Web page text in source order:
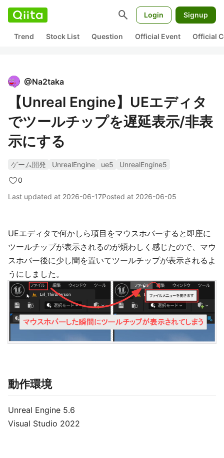
search Login Signup
Trend Stock List Question Official Event Official
@Na2taka
【Unreal Engine】UEエディタ
でツールチップを遅延表示/非表
示にする
ゲーム開発 UnrealEngine ue5
UnrealEngine5
0
Last updated at 2026-06-17Posted at 2026-06-05
UEエディタで何かしら項目をマウスホバーすると即座に
ツールチップが表示されるのが煩わしく感じたので、マウ
スホバー後に少し間を置いてツールチップが表示されるよ
うにしました。
動作環境
Unreal Engine 5.6
Visual Studio 2022